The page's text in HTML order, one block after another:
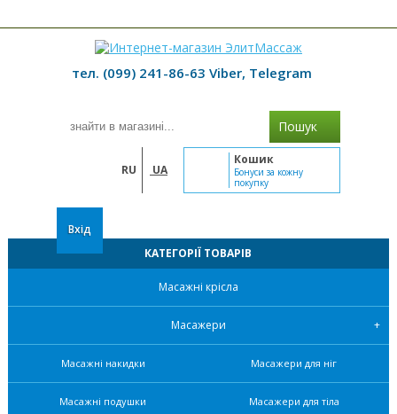
тел. (099) 241-86-63 Viber, Telegram
Пошук
RU UA
Кошик
Бонуси за кожну
покупку
Вхід
КАТЕГОРІЇ ТОВАРІВ
Масажні крісла
Масажери
Масажні накидки Масажери для ніг
Масажні подушки Масажери для тіла